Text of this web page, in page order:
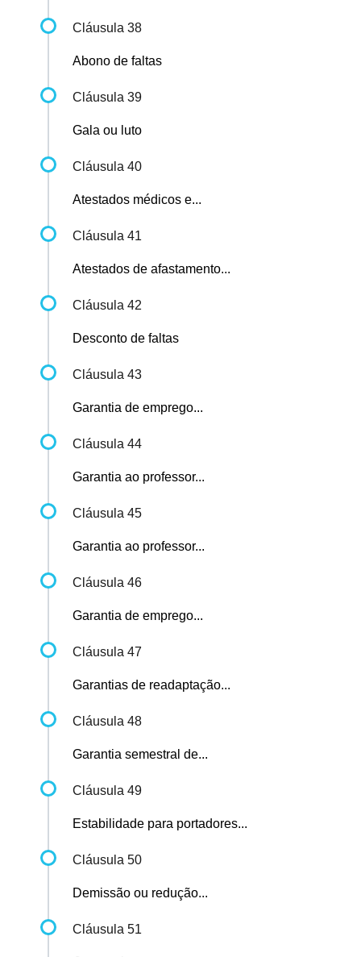
Cláusula 38
Abono de faltas
Cláusula 39
Gala ou luto
Cláusula 40
Atestados médicos e...
Cláusula 41
Atestados de afastamento...
Cláusula 42
Desconto de faltas
Cláusula 43
Garantia de emprego...
Cláusula 44
Garantia ao professor...
Cláusula 45
Garantia ao professor...
Cláusula 46
Garantia de emprego...
Cláusula 47
Garantias de readaptação...
Cláusula 48
Garantia semestral de...
Cláusula 49
Estabilidade para portadores...
Cláusula 50
Demissão ou redução...
Cláusula 51